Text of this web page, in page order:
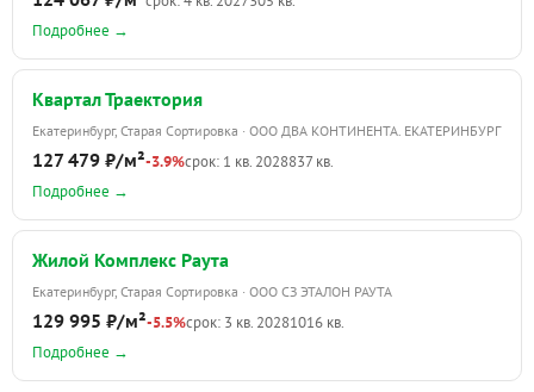
Подробнее →
Квартал Траектория
Екатеринбург, Старая Сортировка · ООО ДВА КОНТИНЕНТА. ЕКАТЕРИНБУРГ
127 479 ₽/м²-3.9%срок: 1 кв. 2028837 кв.
Подробнее →
Жилой Комплекс Раута
Екатеринбург, Старая Сортировка · ООО СЗ ЭТАЛОН РАУТА
129 995 ₽/м²-5.5%срок: 3 кв. 20281016 кв.
Подробнее →